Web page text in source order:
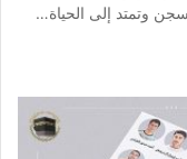
وتمتد إلى الحياة…